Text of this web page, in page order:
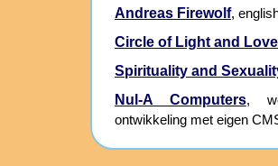
Andreas Firewolf,
Circle of Light and Love
Spirituality and
Nul-A Computers,
ontwikkeling met eigen